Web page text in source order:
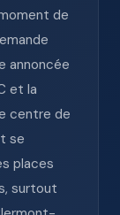
de
annoncée
et la
centre de
se
places
surtout